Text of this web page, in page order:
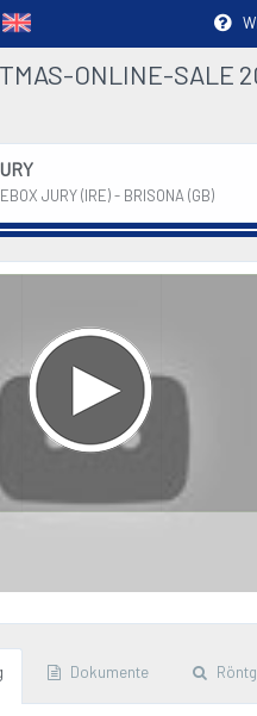
Wie
ONLINE-SALE
JURY (IRE) - BRISONA (GB)
Dokumente